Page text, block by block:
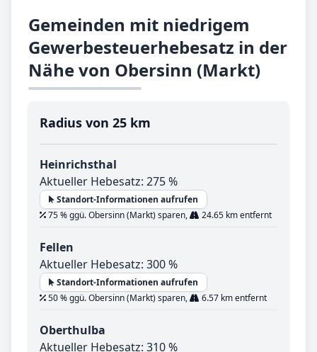
Gemeinden mit niedrigem
Gewerbesteuerhebesatz in der
Nähe von Obersinn (Markt)
Radius von 25 km
Heinrichsthal
Aktueller Hebesatz: 275 %
Standort-Informationen aufrufen
75 % ggü. Obersinn (Markt) sparen,
24.65 km entfernt
Fellen
Aktueller Hebesatz: 300 %
Standort-Informationen aufrufen
50 % ggü. Obersinn (Markt) sparen,
6.57 km entfernt
Oberthulba
Aktueller Hebesatz: 310 %